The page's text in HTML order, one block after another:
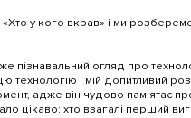
«Хто у кого вкрав» і ми
пізнавальний огляд про
технологію і мій допитливий
адже він чудово пам'ятає
цікаво: хто взагалі перший